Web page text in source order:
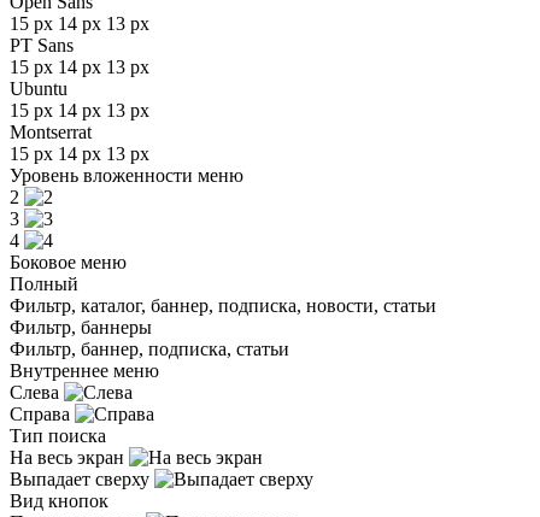
15 px 14 px 13 px
PT Sans
15 px 14 px 13 px
Ubuntu
15 px 14 px 13 px
Montserrat
15 px 14 px 13 px
Уровень вложенности меню
2
3
4
Боковое меню
Полный
Фильтр, каталог, баннер, подписка, новости, статьи
Фильтр, баннеры
Фильтр, баннер, подписка, статьи
Внутреннее меню
Слева
Справа
Тип поиска
На весь экран
Выпадает сверху
Вид кнопок